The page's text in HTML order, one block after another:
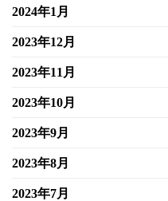
2024年1月
2023年12月
2023年11月
2023年10月
2023年9月
2023年8月
2023年7月